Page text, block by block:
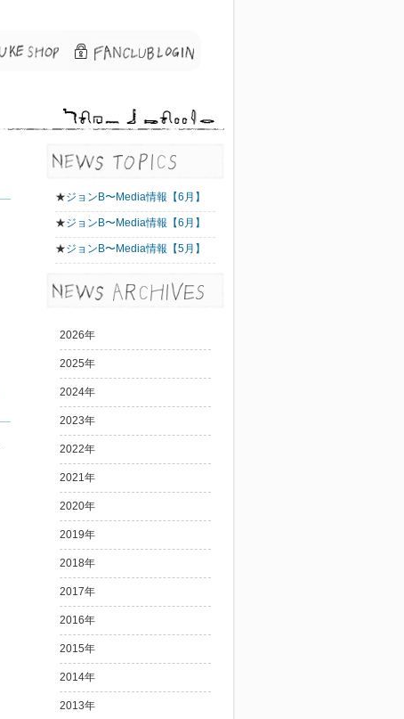
★ジョンB〜Media情報【6月】
★ジョンB〜Media情報【6月】
★ジョンB〜Media情報【5月】
2026年
2025年
2024年
2023年
2022年
2021年
2020年
2019年
2018年
2017年
2016年
2015年
2014年
2013年